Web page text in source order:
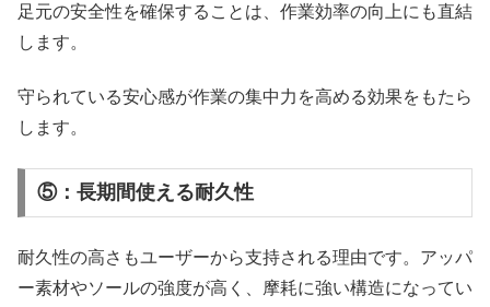
足元の安全性を確保することは、作業効率の向上にも直結
します。
守られている安心感が作業の集中力を高める効果をもたら
します。
⑤：長期間使える耐久性
耐久性の高さもユーザーから支持される理由です。アッパ
ー素材やソールの強度が高く、摩耗に強い構造になってい